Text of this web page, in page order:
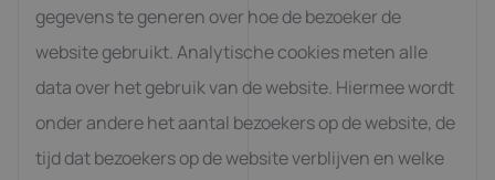
gegevens te generen over hoe de bezoeker de
website gebruikt. Analytische cookies meten alle
data over het gebruik van de website. Hiermee wordt
onder andere het aantal bezoekers op de website, de
tijd dat bezoekers op de website verblijven en welke